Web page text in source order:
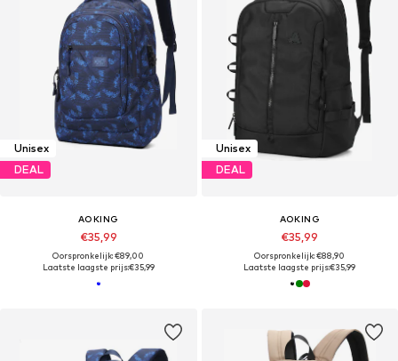
Unisex
DEAL
AOKING
€35,99
Oorspronkelijk: €89,00
Laatste laagste prijs:€35,99
Unisex
DEAL
AOKING
€35,99
Oorspronkelijk: €88,90
Laatste laagste prijs:€35,99